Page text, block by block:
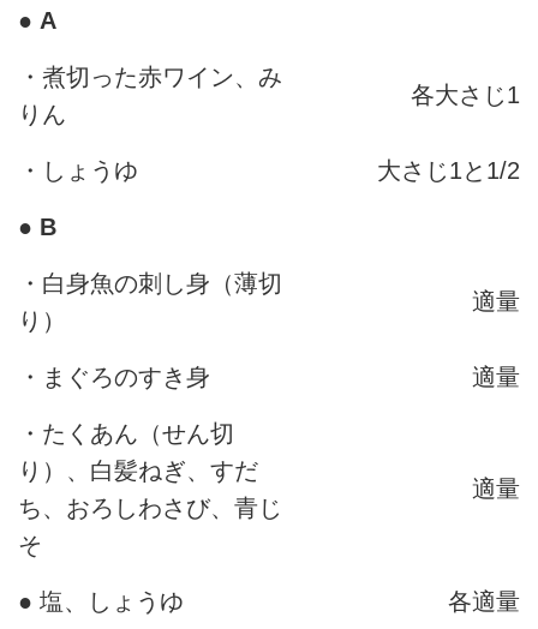
● A
・煮切った赤ワイン、み
りん
各大さじ1
・しょうゆ 大さじ1と1/2
● B
・白身魚の刺し身（薄切
り）
適量
・まぐろのすき身 適量
・たくあん（せん切
り）、白髪ねぎ、すだ
ち、おろしわさび、青じ
そ
適量
● 塩、しょうゆ 各適量